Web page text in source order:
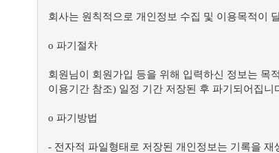
회사는 원칙적으로 개인정보 수집 및 이용목적이
ο 파기절차
회원님이 회원가입 등을 위해 입력하신 정보는 목
이용기간 참조) 일정 기간 저장된 후 파기되어집
ο 파기방법
- 전자적 파일형태로 저장된 개인정보는 기록을